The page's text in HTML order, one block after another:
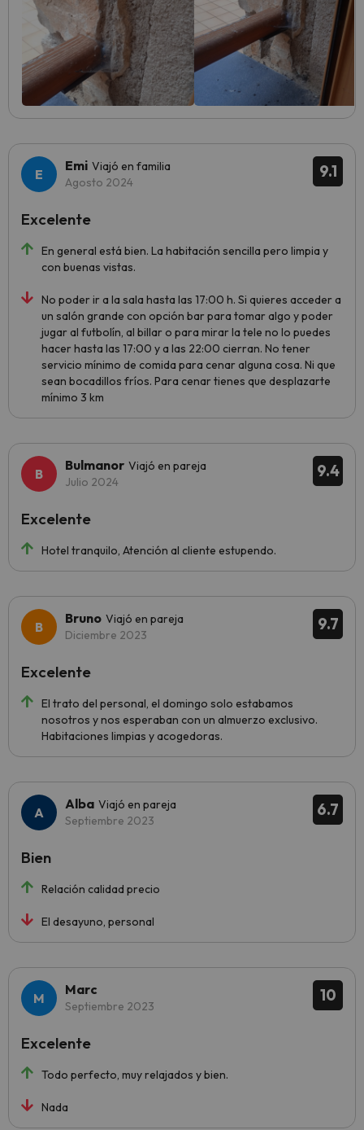
9.1
Emi Viajó en familia
Agosto 2024
En general está bien. La habitación sencilla pero limpia y
con buenas vistas.
No poder ir a la sala hasta las 17:00 h. Si quieres acceder a
un salón grande con opción bar para tomar algo y poder
jugar al futbolín, al billar o para mirar la tele no lo puedes
hacer hasta las 17:00 y a las 22:00 cierran. No tener
servicio mínimo de comida para cenar alguna cosa. Ni que
sean bocadillos fríos. Para cenar tienes que desplazarte
mínimo 3 km
Excelente
9.4
Bulmanor Viajó en pareja
Julio 2024
Hotel tranquilo, Atención al cliente estupendo.
Excelente
9.7
Bruno Viajó en pareja
Diciembre 2023
El trato del personal, el domingo solo estabamos
nosotros y nos esperaban con un almuerzo exclusivo.
Habitaciones limpias y acogedoras.
Excelente
6.7
Alba Viajó en pareja
Septiembre 2023
Relación calidad precio
El desayuno, personal
Bien
10
Marc
Septiembre 2023
Todo perfecto, muy relajados y bien.
Nada
Excelente